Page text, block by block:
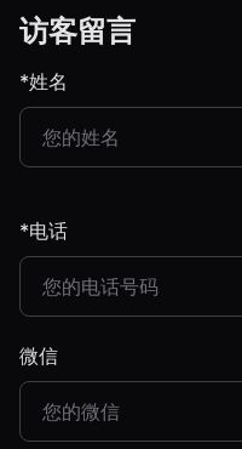
访客留言
*姓名
*电话
微信